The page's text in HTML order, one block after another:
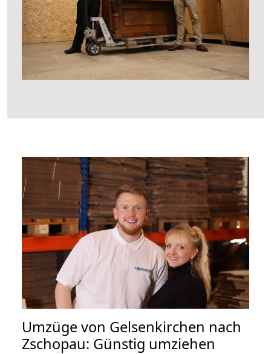
Umzüge von Gelsenkirchen nach
Zschopau: Günstig umziehen